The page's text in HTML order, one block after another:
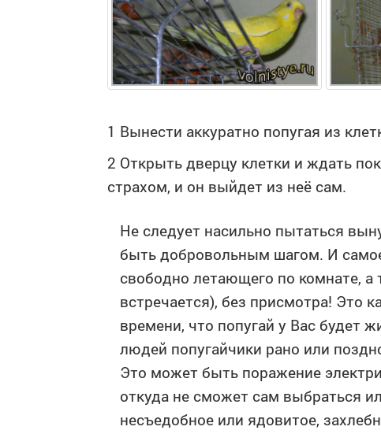
1 Вынести аккуратно попугая из
2 Открыть дверцу клетки и ждать
страхом, и он выйдет из неё сам.
Не следует насильно пытаться
быть добровольным шагом. И самое
свободно летающего по комнате, а
встречается), без присмотра! Это
времени, что попугай у Вас будет
людей попугайчики рано или
Это может быть поражение
откуда не сможет сам выбраться
несъедобное или ядовитое,